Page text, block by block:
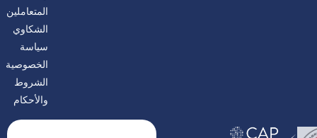
المتعاملين
الشكاوي
سياسة
الخصوصية
الشروط
والأحكام